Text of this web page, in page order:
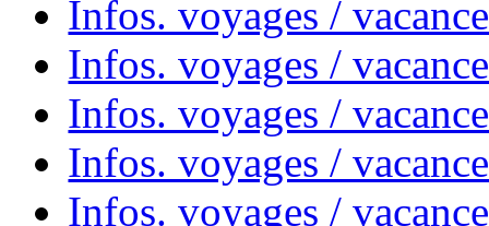
Infos. voyages /
Infos. voyages /
Infos. voyages /
Infos. voyages /
Infos. voyages /